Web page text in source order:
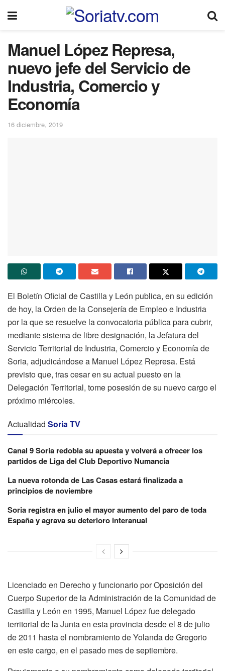
Manuel López Represa,
nuevo jefe del Servicio de
Industria, Comercio y
Economía
16 diciembre, 2019
El Boletín Oficial de Castilla y León publica, en su edición
de hoy, la Orden de la Consejería de Empleo e Industria
por la que se resuelve la convocatoria pública para cubrir,
mediante sistema de libre designación, la Jefatura del
Servicio Territorial de Industria, Comercio y Economía de
Soria, adjudicándose a Manuel López Represa. Está
previsto que, tras cesar en su actual puesto en la
Delegación Territorial, tome posesión de su nuevo cargo el
próximo miércoles.
Actualidad Soria TV
Canal 9 Soria redobla su apuesta y volverá a ofrecer los
partidos de Liga del Club Deportivo Numancia
La nueva rotonda de Las Casas estará finalizada a
principios de noviembre
Soria registra en julio el mayor aumento del paro de toda
España y agrava su deterioro interanual
Licenciado en Derecho y funcionario por Oposición del
Cuerpo Superior de la Administración de la Comunidad de
Castilla y León en 1995, Manuel López fue delegado
territorial de la Junta en esta provincia desde el 8 de julio
de 2011 hasta el nombramiento de Yolanda de Gregorio
en este cargo, en el pasado mes de septiembre.